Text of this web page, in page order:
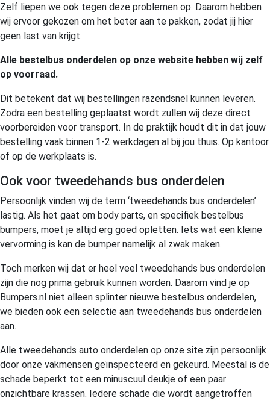
Zelf liepen we ook tegen deze problemen op. Daarom hebben
wij ervoor gekozen om het beter aan te pakken, zodat jij hier
geen last van krijgt.
Alle bestelbus onderdelen op onze website hebben wij zelf
op voorraad.
Dit betekent dat wij bestellingen razendsnel kunnen leveren.
Zodra een bestelling geplaatst wordt zullen wij deze direct
voorbereiden voor transport. In de praktijk houdt dit in dat jouw
bestelling vaak binnen 1-2 werkdagen al bij jou thuis. Op kantoor
of op de werkplaats is.
Ook voor tweedehands bus onderdelen
Persoonlijk vinden wij de term ‘tweedehands bus onderdelen’
lastig. Als het gaat om body parts, en specifiek bestelbus
bumpers, moet je altijd erg goed opletten. Iets wat een kleine
vervorming is kan de bumper namelijk al zwak maken.
Toch merken wij dat er heel veel tweedehands bus onderdelen
zijn die nog prima gebruik kunnen worden. Daarom vind je op
Bumpers.nl niet alleen splinter nieuwe bestelbus onderdelen,
we bieden ook een selectie aan tweedehands bus onderdelen
aan.
Alle tweedehands auto onderdelen op onze site zijn persoonlijk
door onze vakmensen geïnspecteerd en gekeurd. Meestal is de
schade beperkt tot een minuscuul deukje of een paar
onzichtbare krassen. Iedere schade die wordt aangetroffen